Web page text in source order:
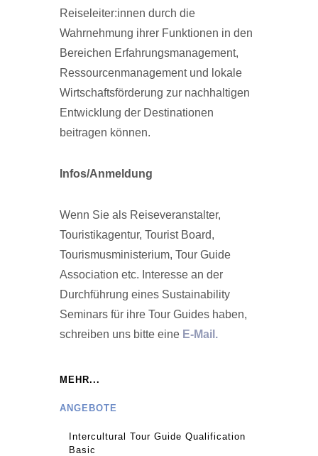
Reiseleiter:innen durch die
Wahrnehmung ihrer Funktionen in den
Bereichen Erfahrungsmanagement,
Ressourcenmanagement und lokale
Wirtschaftsförderung zur nachhaltigen
Entwicklung der Destinationen
beitragen können.
Infos/Anmeldung
Wenn Sie als Reiseveranstalter,
Touristikagentur, Tourist Board,
Tourismusministerium, Tour Guide
Association etc. Interesse an der
Durchführung eines Sustainability
Seminars für ihre Tour Guides haben,
schreiben uns bitte eine E-Mail.
MEHR...
ANGEBOTE
Intercultural Tour Guide Qualification
Basic